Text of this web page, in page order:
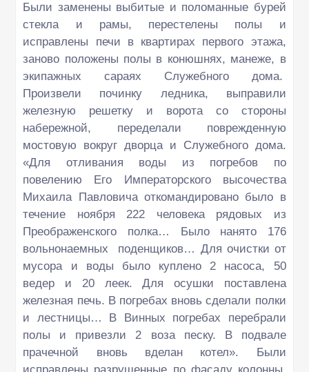
Были заменены выбитые и поломанные бурей
стекла и рамы, перестелены полы и
исправлены печи в квартирах первого этажа,
заново положены полы в конюшнях, манеже, в
экипажных сараях Служебного дома.
Произвели починку ледника, выправили
железную решетку и ворота со стороны
набережной, переделали поврежденную
мостовую вокруг дворца и Служебного дома.
«Для отливания воды из погребов по
повелению Его Императорского высочества
Михаила Павловича откомандировано было в
течение ноября 222 человека рядовых из
Преображенского полка… Было нанято 176
вольнонаемных поденщиков… Для очистки от
мусора и воды было куплено 2 насоса, 50
ведер и 20 леек. Для осушки поставлена
железная печь. В погребах вновь сделали полки
и лестницы… В Винных погребах перебрали
полы и привезли 2 воза песку. В подвале
прачечной вновь вделан котел». Были